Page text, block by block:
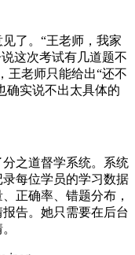
了。“王老师，我家
这次考试有几道题不
王老师只能给出“还不
确实说不出太具体的
之道督学系统。系统
每位学员的学习数据
正确率、错题分布，
告。她只需要在后台